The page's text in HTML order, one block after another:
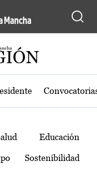
de Castilla-La
Educación
Sostenibilidad